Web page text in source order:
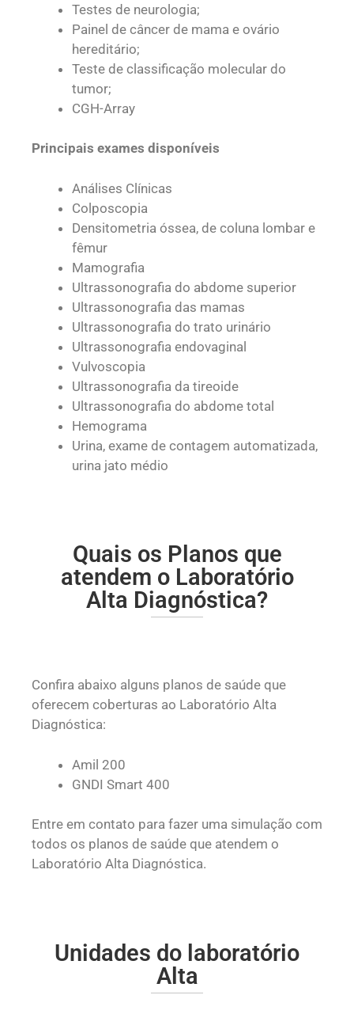
Testes de neurologia;
Painel de câncer de mama e ovário
hereditário;
Teste de classificação molecular do
tumor;
CGH-Array
Principais exames disponíveis
Análises Clínicas
Colposcopia
Densitometria óssea, de coluna lombar e
fêmur
Mamografia
Ultrassonografia do abdome superior
Ultrassonografia das mamas
Ultrassonografia do trato urinário
Ultrassonografia endovaginal
Vulvoscopia
Ultrassonografia da tireoide
Ultrassonografia do abdome total
Hemograma
Urina, exame de contagem automatizada,
urina jato médio
Quais os Planos que
atendem o Laboratório
Alta Diagnóstica?
Confira abaixo alguns planos de saúde que
oferecem coberturas ao Laboratório Alta
Diagnóstica:
Amil 200
GNDI Smart 400
Entre em contato para fazer uma simulação com
todos os planos de saúde que atendem o
Laboratório Alta Diagnóstica.
Unidades do laboratório
Alta